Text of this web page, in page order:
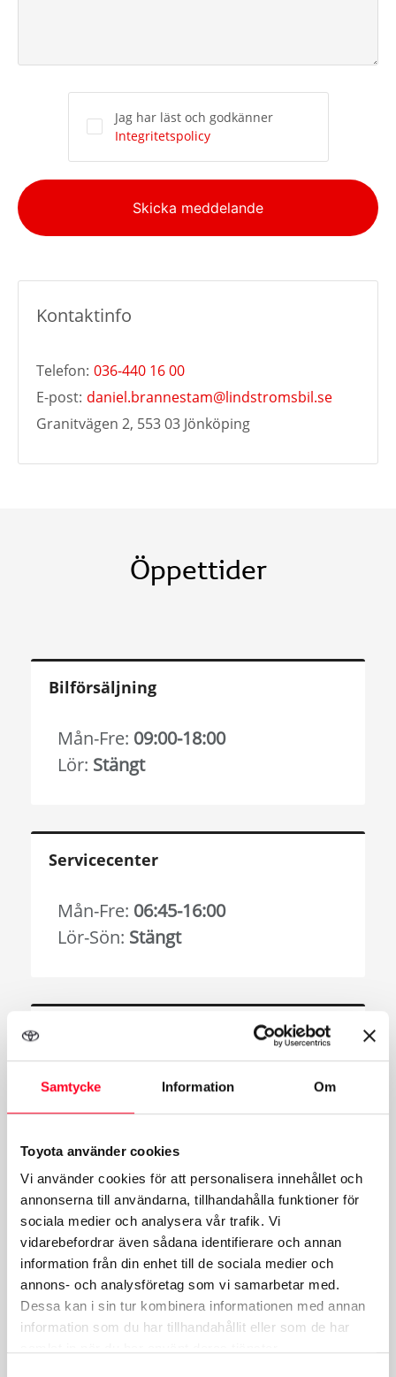
Samtycke Information Om
Toyota använder cookies
Vi använder cookies för att personalisera innehållet och
annonserna till användarna, tillhandahålla funktioner för
sociala medier och analysera vår trafik. Vi
vidarebefordrar även sådana identifierare och annan
information från din enhet till de sociala medier och
annons- och analysföretag som vi samarbetar med.
Dessa kan i sin tur kombinera informationen med annan
information som du har tillhandahållit eller som de har
Jag har läst och godkänner
Integritetspolicy
Alternative:
Skicka meddelande
Kontaktinfo
Telefon: 036-440 16 00
E-post: daniel.brannestam@lindstromsbil.se
Granitvägen 2, 553 03 Jönköping
Öppettider
Bilförsäljning
Mån-Fre: 09:00-18:00
Lör: Stängt
Servicecenter
Mån-Fre: 06:45-16:00
Lör-Sön: Stängt
Mån-Fre:
07:00-16:00
Lunchstängt Mån-Fre:12:30-13:15
Reservdelar/Tillbehör
Mån-Fre:07:00-16:00
Lör-Sön:Stängt